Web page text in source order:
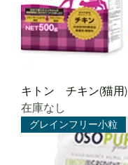
キトン チキン(猫用)
在庫なし
グレインフリー小粒